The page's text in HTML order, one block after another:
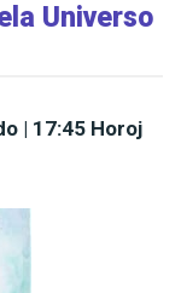
Universo
| 17:45 Horoj